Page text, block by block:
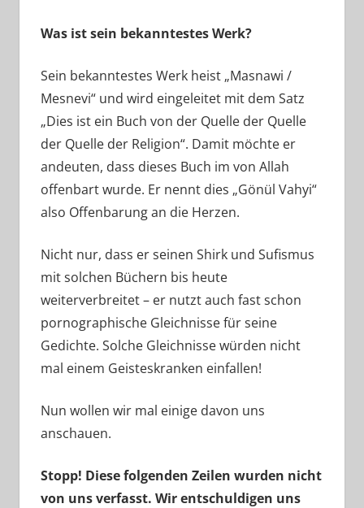
Was ist sein bekanntestes Werk?
Sein bekanntestes Werk heist „Masnawi /
Mesnevi“ und wird eingeleitet mit dem Satz
„Dies ist ein Buch von der Quelle der Quelle
der Quelle der Religion“. Damit möchte er
andeuten, dass dieses Buch im von Allah
offenbart wurde. Er nennt dies „Gönül Vahyi“
also Offenbarung an die Herzen.
Nicht nur, dass er seinen Shirk und Sufismus
mit solchen Büchern bis heute
weiterverbreitet – er nutzt auch fast schon
pornographische Gleichnisse für seine
Gedichte. Solche Gleichnisse würden nicht
mal einem Geisteskranken einfallen!
Nun wollen wir mal einige davon uns
anschauen.
Stopp! Diese folgenden Zeilen wurden nicht
von uns verfasst. Wir entschuldigen uns